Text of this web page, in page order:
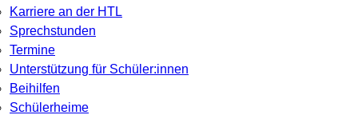
Karriere an der HTL
Sprechstunden
Termine
Unterstützung für Schüler:innen
Beihilfen
Schülerheime